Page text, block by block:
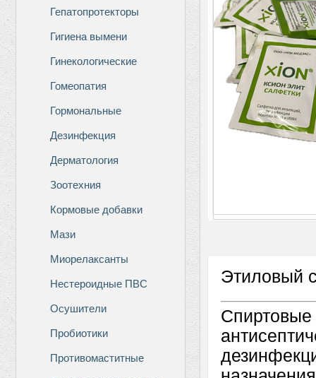
Гепатопротекторы
Гигиена вымени
Гинекологические
Гомеопатия
Гормональные
Дезинфекция
Дерматология
Зоотехния
Кормовые добавки
Мази
Миорелаксанты
Нестероидные ПВС
Осушители
Пробиотики
Противомаститные
Этиловый